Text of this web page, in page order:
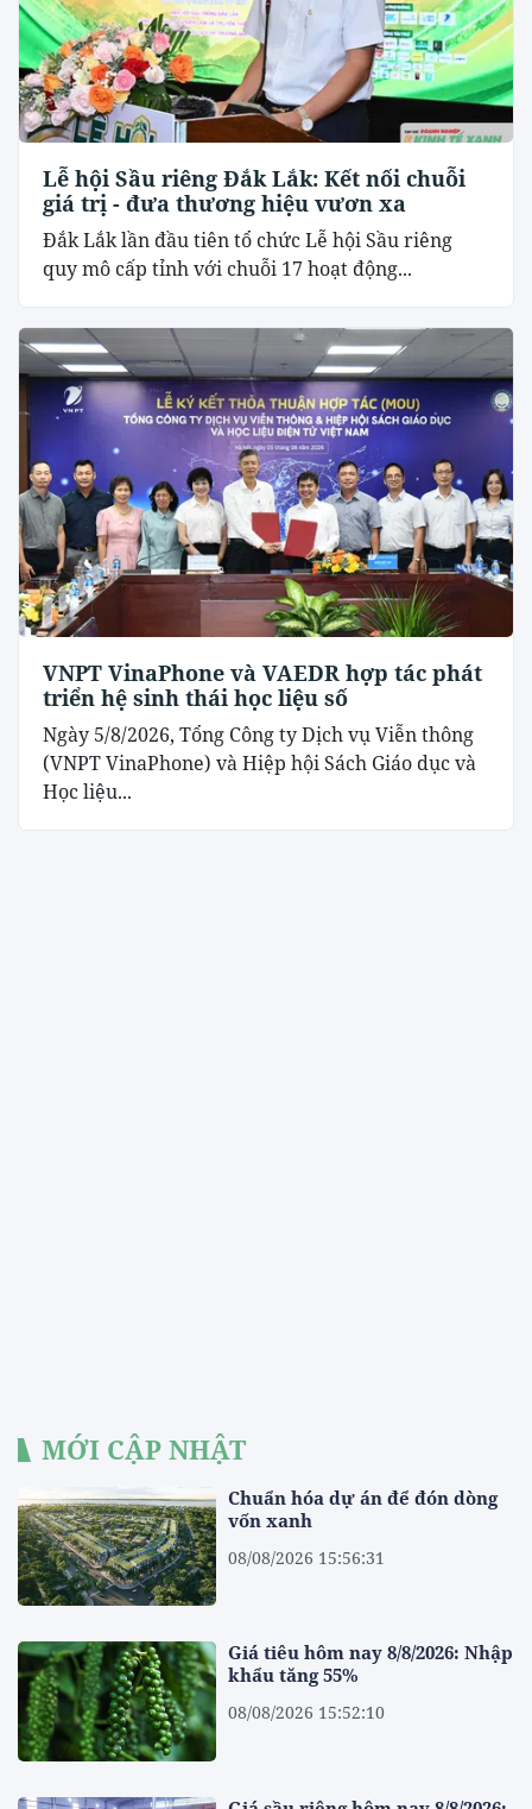
Lễ hội Sầu riêng Đắk Lắk: Kết nối chuỗi
giá trị - đưa thương hiệu vươn xa
Đắk Lắk lần đầu tiên tổ chức Lễ hội Sầu riêng
quy mô cấp tỉnh với chuỗi 17 hoạt động...
VNPT VinaPhone và VAEDR hợp tác phát
triển hệ sinh thái học liệu số
Ngày 5/8/2026, Tổng Công ty Dịch vụ Viễn thông
(VNPT VinaPhone) và Hiệp hội Sách Giáo dục và
Học liệu...
MỚI CẬP NHẬT
Chuẩn hóa dự án để đón dòng
vốn xanh
08/08/2026 15:56:31
Giá tiêu hôm nay 8/8/2026: Nhập
khẩu tăng 55%
08/08/2026 15:52:10